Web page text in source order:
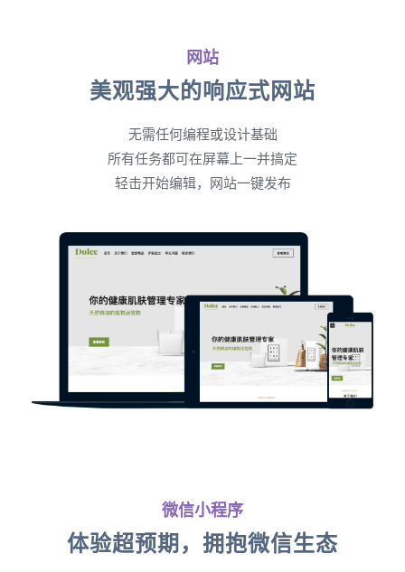
网站
美观强大的响应式网站
无需任何编程或设计基础
所有任务都可在屏幕上一并搞定
轻击开始编辑，网站一键发布
微信小程序
体验超预期，拥抱微信生态